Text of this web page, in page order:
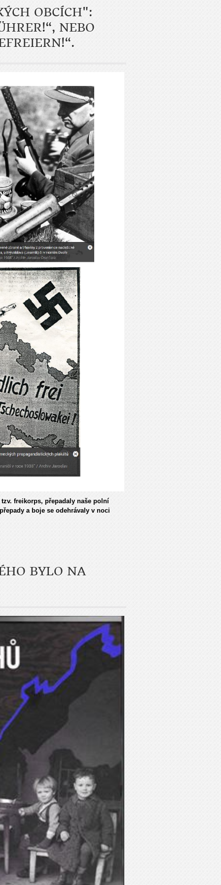
OBCÍCH":
NEBO
freikorps, přepadaly naše polní
a boje se odehrávaly v noci
BYLO NA